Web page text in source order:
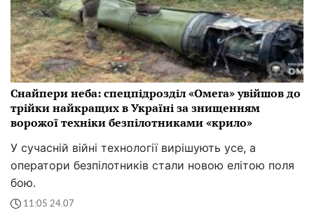
Снайпери неба: спецпідрозділ «Омега» увійшов до
трійки найкращих в Україні за знищенням
ворожої техніки безпілотниками «крило»
У сучасній війні технології вирішують усе, а
оператори безпілотників стали новою елітою поля
бою.
11:05 24.07